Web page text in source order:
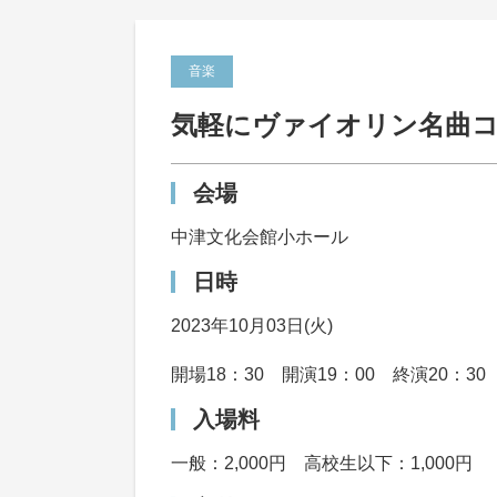
音楽
気軽にヴァイオリン名曲
会場
中津文化会館小ホール
日時
2023年10月03日(火)
開場18：30 開演19：00 終演20：30
入場料
一般：2,000円 高校生以下：1,000円